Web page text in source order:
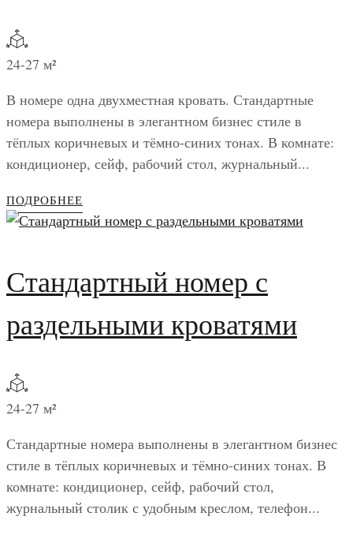
24-27 м²
В номере одна двухместная кровать. Стандартные
номера выполнены в элегантном бизнес стиле в
тёплых коричневых и тёмно-синих тонах. В комнате:
кондиционер, сейф, рабочий стол, журнальный...
ПОДРОБНЕЕ
Стандартный номер с
раздельными кроватями
24-27 м²
Стандартные номера выполнены в элегантном бизнес
стиле в тёплых коричневых и тёмно-синих тонах. В
комнате: кондиционер, сейф, рабочий стол,
журнальный столик с удобным креслом, телефон...